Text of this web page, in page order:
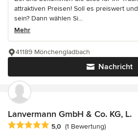
attraktiven Preisen! Soll es preiswert
sein? Dann wählen Si...
Mehr
Nachricht
41189 Mönchengladbach
Lanvermann GmbH & Co. KG, L.
Durchschnittliche Bewertung: 5 von 5
5,0 (1 Bewertung)